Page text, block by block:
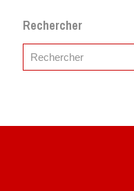
Rechercher